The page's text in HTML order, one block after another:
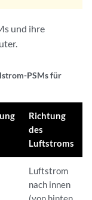
und ihre
PSMs für
Richtung
des
Luftstroms
Luftstrom
nach innen